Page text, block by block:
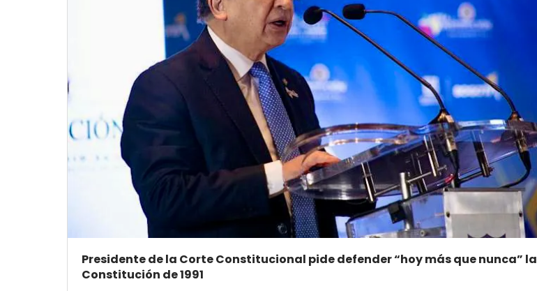
Presidente de la Corte Constitucional pide defender “hoy más que nunca” la
Constitución de 1991